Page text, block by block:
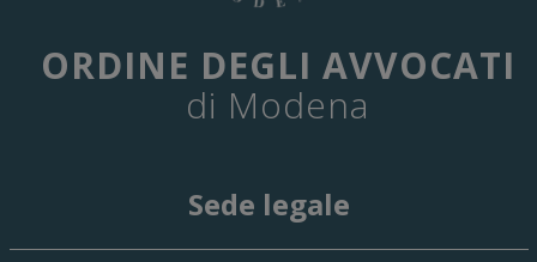
ORDINE DEGLI AVVOCATI
di Modena
Sede legale